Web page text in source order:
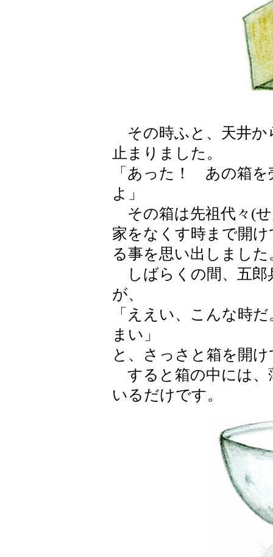
その時ふと、天井か
止まりました。
「あった！ あの箱を
よ」
その箱は先祖代々(
家をなくす時まで開
る事を思い出しました
しばらくの間、五郎
が、
「ええい、こんな時
まい」
と、さっさと箱を開
すると箱の中には、
いるだけです。